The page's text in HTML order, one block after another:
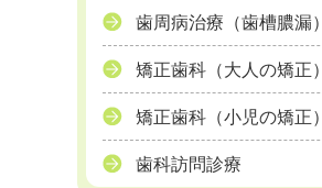
歯周病治療（歯槽膿漏）
矯正歯科（大人の矯正）
矯正歯科（小児の矯正）
歯科訪問診療